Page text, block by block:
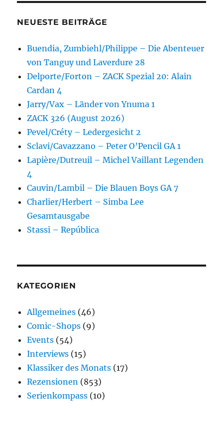
NEUESTE BEITRÄGE
Buendia, Zumbiehl/Philippe – Die Abenteuer
von Tanguy und Laverdure 28
Delporte/Forton – ZACK Spezial 20: Alain
Cardan 4
Jarry/Vax – Länder von Ynuma 1
ZACK 326 (August 2026)
Pevel/Créty – Ledergesicht 2
Sclavi/Cavazzano – Peter O’Pencil GA 1
Lapière/Dutreuil – Michel Vaillant Legenden
4
Cauvin/Lambil – Die Blauen Boys GA 7
Charlier/Herbert – Simba Lee
Gesamtausgabe
Stassi – República
KATEGORIEN
Allgemeines (46)
Comic-Shops (9)
Events (54)
Interviews (15)
Klassiker des Monats (17)
Rezensionen (853)
Serienkompass (10)